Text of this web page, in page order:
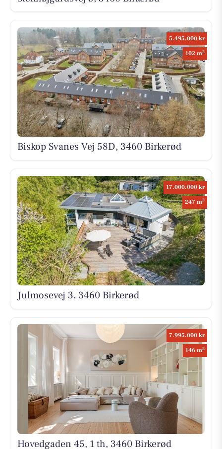
5.495.000 kr
102 m2
Biskop Svanes Vej 58D, 3460 Birkerød
17.000.000 kr
247 m2
Julmosevej 3, 3460 Birkerød
7.995.000 kr
146 m2
Hovedgaden 45, 1 th, 3460 Birkerød